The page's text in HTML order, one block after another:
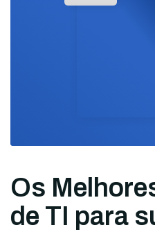
Os
de TI para